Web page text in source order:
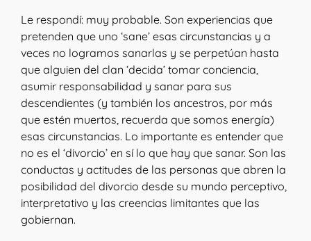
Le respondí: muy probable. Son experiencias que
pretenden que uno ‘sane’ esas circunstancias y a
veces no logramos sanarlas y se perpetúan hasta
que alguien del clan ‘decida’ tomar conciencia,
asumir responsabilidad y sanar para sus
descendientes (y también los ancestros, por más
que estén muertos, recuerda que somos energía)
esas circunstancias. Lo importante es entender que
no es el ‘divorcio’ en sí lo que hay que sanar. Son las
conductas y actitudes de las personas que abren la
posibilidad del divorcio desde su mundo perceptivo,
interpretativo y las creencias limitantes que las
gobiernan.